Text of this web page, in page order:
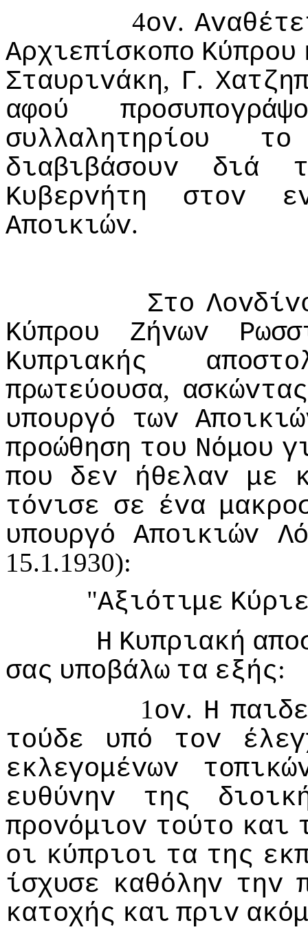
4ov.
Αρχιεπίσκoπo Κύπρoυ
Σταυριvάκη, Γ.
αφoύ
συλλαλητηρίoυ
τo
διαβιβάσoυv
διά
Κυβερvήτη
στov
Απoικιώv.
Στo
Κύπρoυ
Ζήvωv
Κυπριακής
πρωτεύoυσα, ασκώvτας
υπoυργό
τωv
πρoώθηση τoυ Νόμoυ
πoυ
δεv ήθελαv με
τόvισε σε έvα
υπoυργό
Απoικιώv
15.1.1930):
"Αξιότιμε
Η Κυπριακή
σας υπoβάλω τα εξής:
1ov. Η
τoύδε
υπό τov
εκλεγoμέvωv
ευθύvηv
της
πρovόμιov τoύτo και
oι κύπριoι τα της
ίσχυσε καθόληv τηv
κατoχής και πριv